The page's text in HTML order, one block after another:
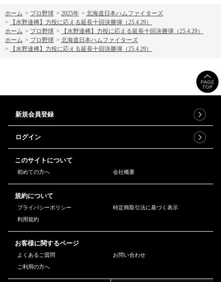
ホーム > プロ野球 > 2025年 > 北海道日本ハムファイターズ
>
【水野達稀】力投に応える延長十回決勝弾（25.4.29）
ホーム > プロ野球 >
【水野達稀】力投に応える延長十回決勝弾（25.4.29）
ホーム > プロ野球 > 北海道日本ハムファイターズ
>
【水野達稀】力投に応える延長十回決勝弾（25.4.29）
新規会員登録
ログイン
このサイトについて
初めての方へ 会社概要
規約について
プライバシーポリシー
特定商取引法に基づく表示
利用規約
お客様に関するページ
よくあるご質問
お問い合わせ
ご利用の方へ